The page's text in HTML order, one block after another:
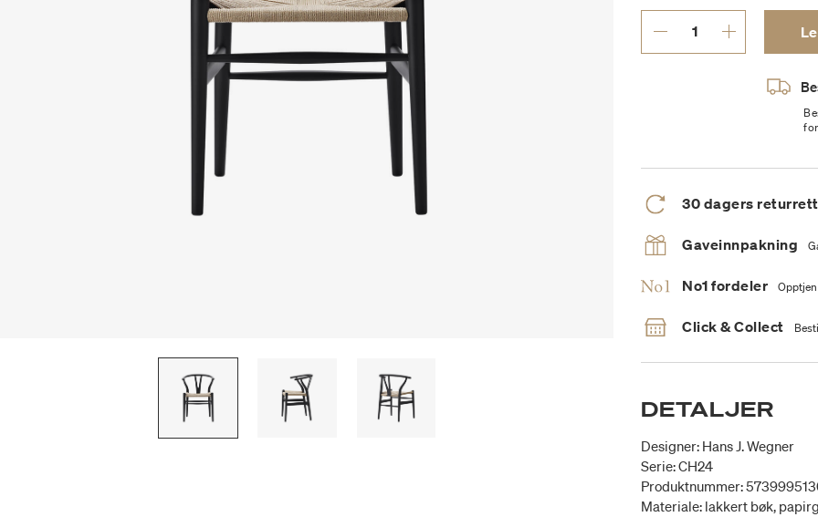
30 dagers returrett
Gaveinnpakning
No1 fordeler
Click & Collect
DETALJER
Designer: Hans J. Wegner
Serie: CH24
Produktnummer:
Materiale: lakkert bøk,